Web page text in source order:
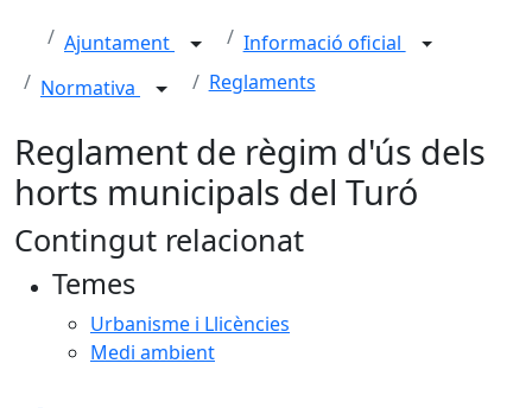
Ajuntament
Informació oficial
Normativa
Reglaments
Reglament de règim d'ús dels
horts municipals del Turó
Contingut relacionat
Temes
Urbanisme i Llicències
Medi ambient